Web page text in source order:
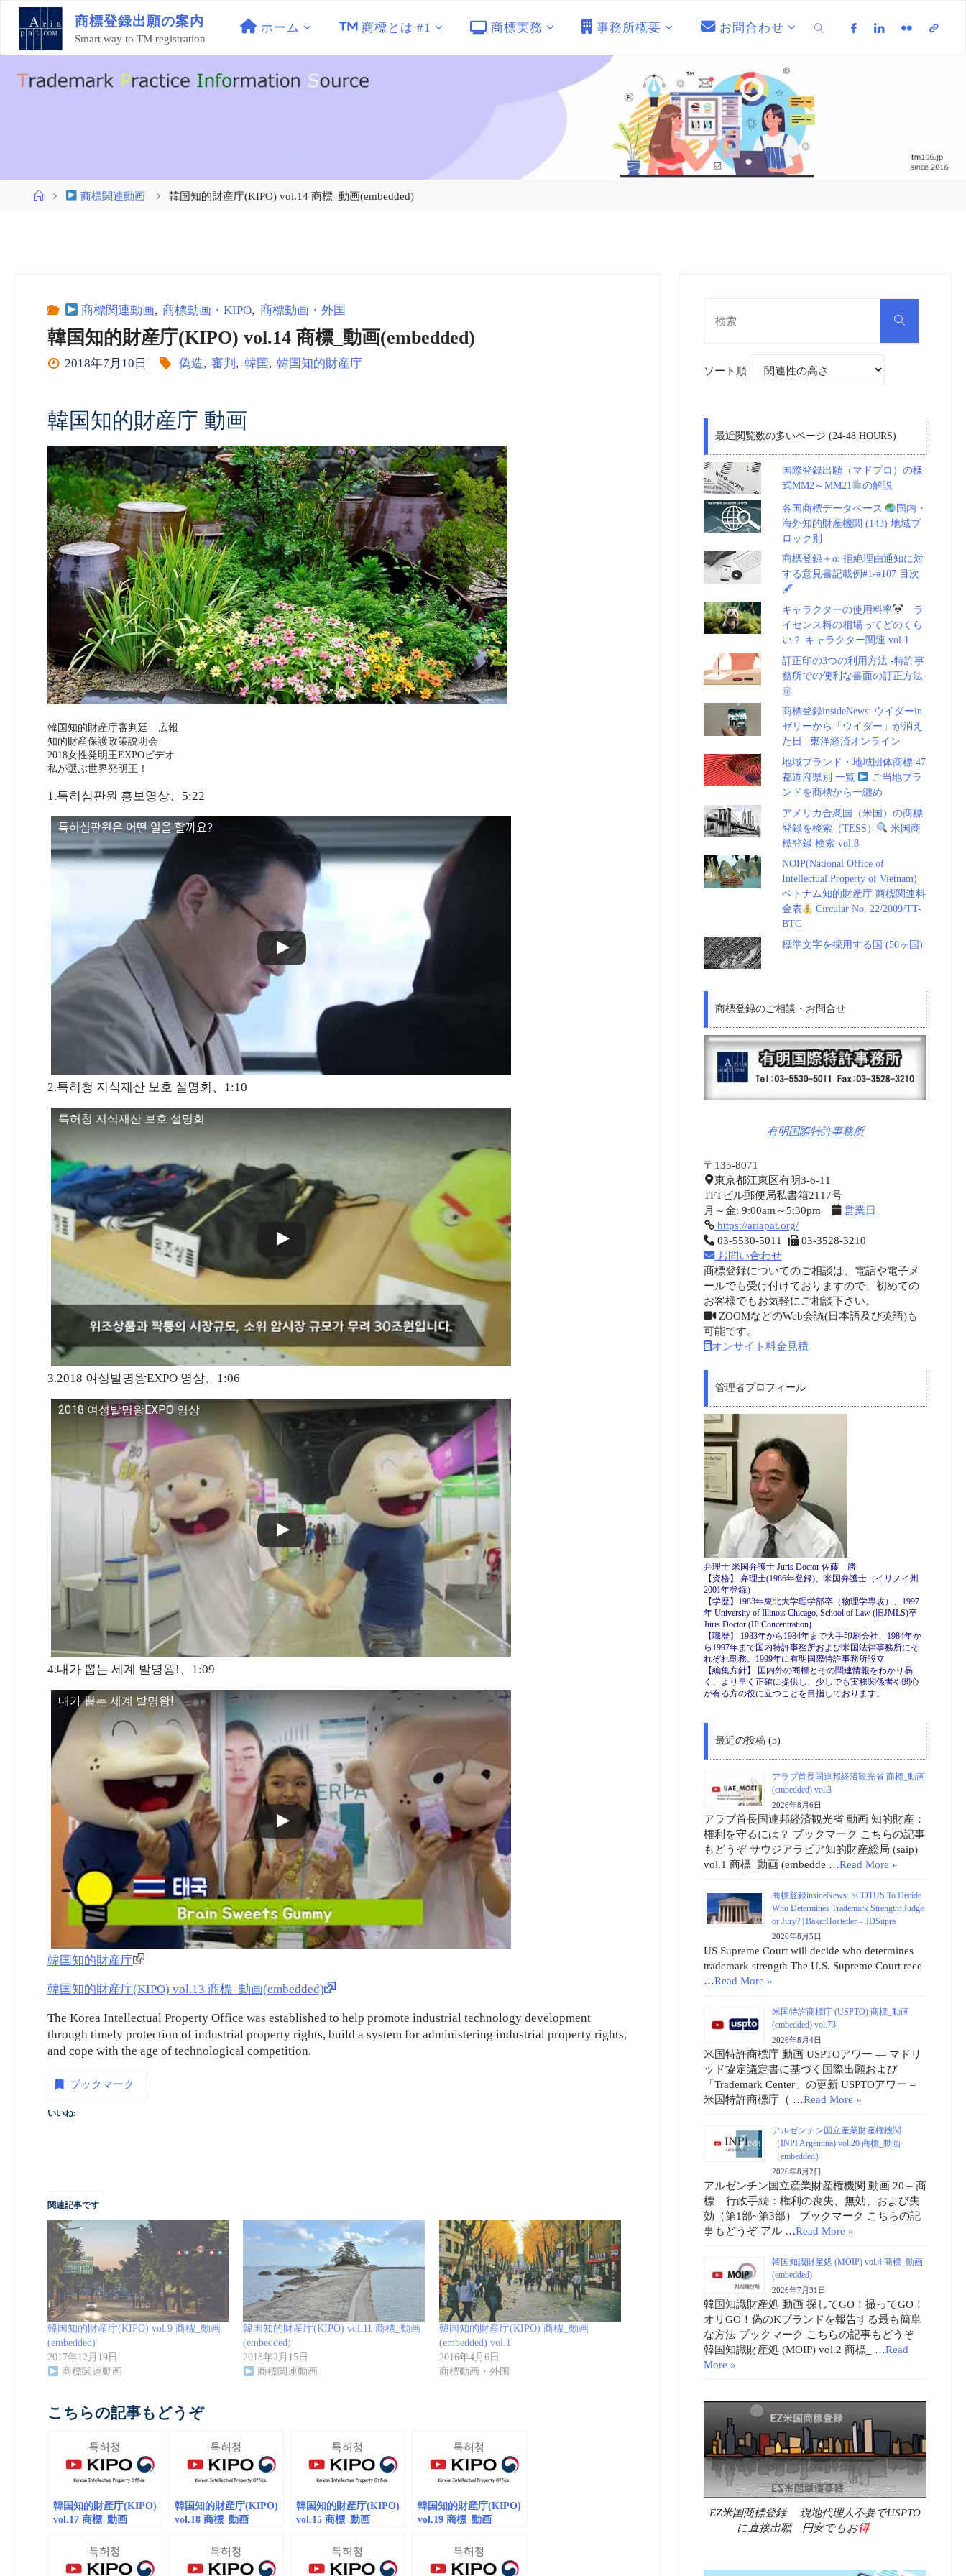
ン
商標登録出願の案内
Smart way to TM registration
ホーム 商標とは #1 商標実務 事務所概要 お問合わせ
ホ
商標関連動画 韓国知的財産庁(KIPO) vol.14 商標_動画(embedded)
商標関連動画, 商標動画・KIPO, 商標動画・外国
韓国知的財産庁(KIPO) vol.14 商標_動画(embedded)
2018年7月10日 偽造, 審判 , 韓国 , 韓国知的財産庁
韓国知的財産庁 動画
韓国知的財産庁審判廷 広報
知的財産保護政策説明会
2018女性発明王EXPOビデオ
私が選ぶ世界発明王！
1.특허심판원 홍보영상、5:22
특허심판원은 어떤 일을 할까요?
2.특허청 지식재산 보호 설명회、1:10
특허청 지식재산 보호 설명회
3.2018 여성발명왕EXPO 영상、1:06
2018 여성발명왕EXPO 영상
4.내가 뽑는 세계 발명왕!、1:09
내가 뽑는 세계 발명왕!
韓国知的財産庁
韓国知的財産庁(KIPO) vol.13 商標_動画(embedded)
The Korea Intellectual Property Office was established to help promote industrial technology development
through timely protection of industrial property rights, build a system for administering industrial property rights,
and cope with the age of technological competition.
ブックマーク
いいね:
関連記事です
韓国知的財産庁(KIPO) vol.9 商標_動画
(embedded)
2017年12月19日
商標関連動画
韓国知的財産庁(KIPO) vol.11 商標_動画
(embedded)
2018年2月15日
商標関連動画
韓国知的財産庁(KIPO) 商標_動画
(embedded) vol.1
2016年4月6日
商標動画・外国
こちらの記事もどうぞ
韓国知的財産庁(KIPO)
vol.17 商標_動画
韓国知的財産庁(KIPO)
vol.18 商標_動画
韓国知的財産庁(KIPO)
vol.15 商標_動画
韓国知的財産庁(KIPO)
vol.19 商標_動画
検
ソート順
最近閲覧数の多いページ (24-48 HOURS)
国際登録出願（マドプロ）の様
式MM2～MM21
の解説
各国商標データベース
国内・
海外知的財産機関 (143) 地域ブ
ロック別
商標登録＋α: 拒絶理由通知に対
する意見書記載例#1-#107 目次
🖋
キャラクターの使用料率
ラ
イセンス料の相場ってどのくら
い？ キャラクター関連 vol.1
訂正印の3つの利用方法 -特許事
務所での便利な書面の訂正方法
㊞
商標登録insideNews: ウイダーin
ゼリーから「ウイダー」が消え
た日 | 東洋経済オンライン
地域ブランド・地域団体商標 47
都道府県別 一覧
ご当地ブラ
ンドを商標から一纏め
アメリカ合衆国（米国）の商標
登録を検索（TESS）
米国商
標登録 検索 vol.8
NOIP(National Office of
Intellectual Property of Vietnam)
ベトナム知的財産庁 商標関連料
金表
Circular No. 22/2009/TT-
BTC
標準文字を採用する国 (50ヶ国)
商標登録のご相談・お問合せ
有明国際特許事務所
〒135-8071
東京都江東区有明3-6-11
TFTビル郵便局私書箱2117号
月～金: 9:00am～5:30pm
営業日
https://ariapat.org/
03-5530-5011
03-3528-3210
お問い合わせ
商標登録についてのご相談は、電話や電子メ
ールでも受け付けておりますので、初めての
お客様でもお気軽にご相談下さい。
ZOOMなどのWeb会議(日本語及び英語)も
可能です。
オンサイト料金見積
管理者プロフィール
弁理士 米国弁護士 Juris Doctor 佐藤 勝
【資格】 弁理士(1986年登録)、米国弁護士（イリノイ州
2001年登録）
【学歴】1983年東北大学理学部卒（物理学専攻）、1997
年 University of Illinois Chicago, School of Law (旧JMLS)卒
Juris Doctor (IP Concentration)
【職歴】 1983年から1984年まで大手印刷会社、1984年か
ら1997年まで国内特許事務所および米国法律事務所にそ
れぞれ勤務。1999年に有明国際特許事務所設立
【編集方針】 国内外の商標とその関連情報をわかり易
く、より早く正確に提供し、少しでも実務関係者や関心
が有る方の役に立つことを目指しております。
最近の投稿 (5)
アラブ首長国連邦経済観光省 商標_動画
(embedded) vol.3
2026年8月6日
アラブ首長国連邦経済観光省 動画 知的財産：
権利を守るには？ ブックマーク こちらの記事
もどうぞ サウジアラビア知的財産総局 (saip)
vol.1 商標_動画 (embedde …Read More »
商標登録insideNews: SCOTUS To Decide
Who Determines Trademark Strength: Judge
or Jury? | BakerHostetler – JDSupra
2026年8月5日
US Supreme Court will decide who determines
trademark strength The U.S. Supreme Court rece
…Read More »
米国特許商標庁 (USPTO) 商標_動画
(embedded) vol.73
2026年8月4日
米国特許商標庁 動画 USPTOアワー ― マドリ
ッド協定議定書に基づく国際出願および
「Trademark Center」の更新 USPTOアワー –
米国特許商標庁（ …Read More »
アルゼンチン国立産業財産権機関
（INPI Argentina) vol.20 商標_動画
（embedded）
2026年8月2日
アルゼンチン国立産業財産権機関 動画 20 – 商
標 – 行政手続：権利の喪失、無効、および失
効（第1部~第3部） ブックマーク こちらの記
事もどうぞ アル …Read More »
韓国知識財産処 (MOIP) vol.4 商標_動画
(embedded)
2026年7月31日
韓国知識財産処 動画 探してGO！撮ってGO！
オリGO！偽のKブランドを報告する最も簡単
な方法 ブックマーク こちらの記事もどうぞ
韓国知識財産処 (MOIP) vol.2 商標_ …Read
More »
EZ米国商標登録 現地代理人不要でUSPTO
に直接出願 円安でもお得